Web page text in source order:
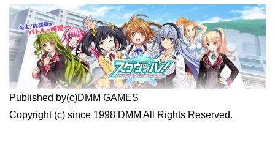
Published by(c)DMM GAMES
Copyright (c) since 1998 DMM All Rights Reserved.